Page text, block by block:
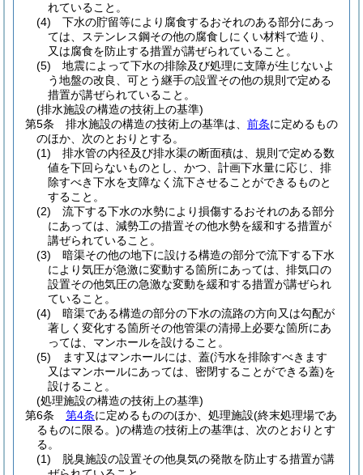
れていること。
(4)
下水の貯留等により腐食するおそれのある部分にあっ
ては、ステンレス鋼その他の腐食しにくい材料で造り、
又は腐食を防止する措置が講ぜられていること。
(5)
地震によって下水の排除及び処理に支障が生じないよ
う地盤の改良、可とう継手の設置その他の規則で定める
措置が講ぜられていること。
(排水施設の構造の技術上の基準)
第5条
排水施設の構造の技術上の基準は、 前条に定めるもの
のほか、次のとおりとする。
(1)
排水管の内径及び排水渠の断面積は、規則で定める数
値を下回らないものとし、かつ、計画下水量に応じ、排
除すべき下水を支障なく流下させることができるものと
すること。
(2)
流下する下水の水勢により損傷するおそれのある部分
にあっては、減勢工の措置その他水勢を緩和する措置が
講ぜられていること。
(3)
暗渠その他の地下に設ける構造の部分で流下する下水
により気圧が急激に変動する箇所にあっては、排気口の
設置その他気圧の急激な変動を緩和する措置が講ぜられ
ていること。
(4)
暗渠である構造の部分の下水の流路の方向又は勾配が
著しく変化する箇所その他管渠の清掃上必要な箇所にあ
っては、マンホールを設けること。
(5)
ます又はマンホールには、蓋(汚水を排除すべきます
又はマンホールにあっては、密閉することができる蓋)を
設けること。
(処理施設の構造の技術上の基準)
第6条
第4条に定めるもののほか、処理施設(終末処理場であ
るものに限る。)の構造の技術上の基準は、次のとおりとす
る。
(1)
脱臭施設の設置その他臭気の発散を防止する措置が講